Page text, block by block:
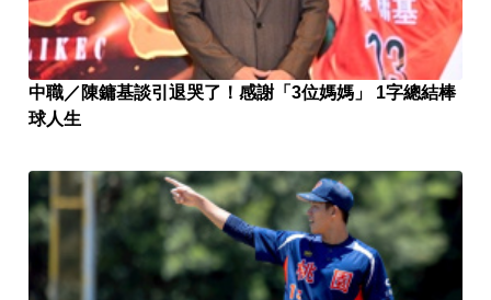
中職／陳鏞基談引退哭了！感謝「3位媽媽」 1字總結棒
球人生